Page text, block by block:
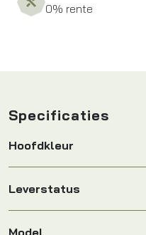
0% rente
Specificaties
Hoofdkleur
Leverstatus